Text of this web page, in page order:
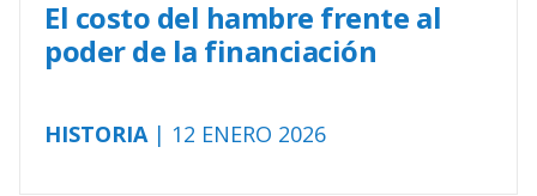
El costo del hambre frente al
poder de la financiación
HISTORIA| 12 ENERO 2026